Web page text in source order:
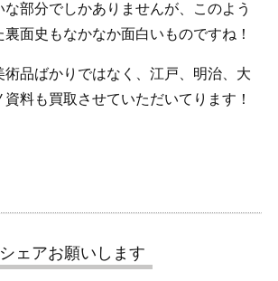
部分でしかありませんが、このよう
面史もなかなか面白いものですね！
術品ばかりではなく、江戸、明治、大
料も買取させていただいてります！
ェアお願いします